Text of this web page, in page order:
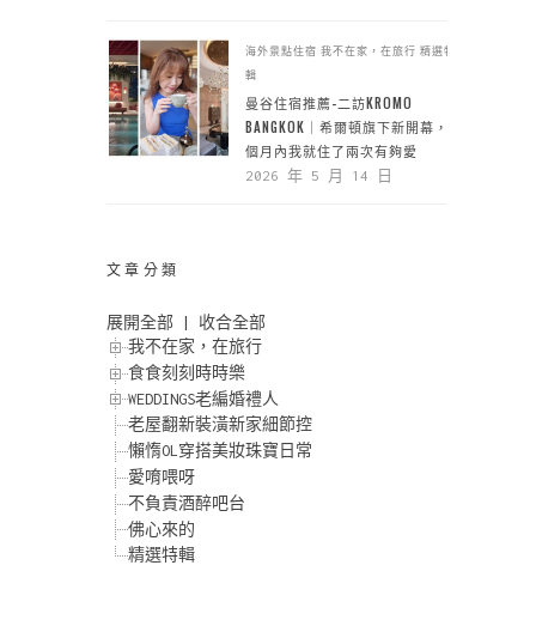
海外景點住宿 我不在家，在旅行 精選特
輯
曼谷住宿推薦-二訪KROMO
BANGKOK｜希爾頓旗下新開幕，一
個月內我就住了兩次有夠愛
2026 年 5 月 14 日
文章分類
展開全部
收合全部
我不在家，在旅行
食食刻刻時時樂
WEDDINGS老編婚禮人
老屋翻新裝潢新家細節控
懶惰OL穿搭美妝珠寶日常
愛唷喂呀
不負責酒醉吧台
佛心來的
精選特輯